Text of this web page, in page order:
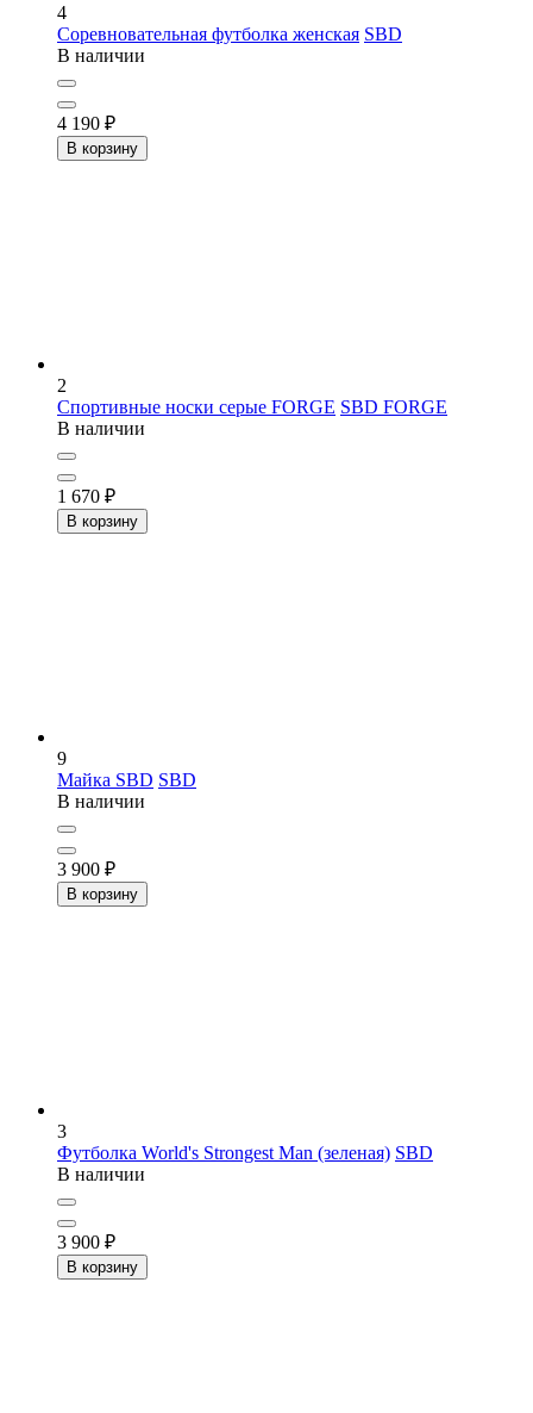
4
Соревновательная футболка женская SBD
В наличии
4 190 ₽
В корзину
2
Спортивные носки серые FORGE SBD FORGE
В наличии
1 670 ₽
В корзину
9
Майка SBD SBD
В наличии
3 900 ₽
В корзину
3
Футболка World's Strongest Man (зеленая) SBD
В наличии
3 900 ₽
В корзину